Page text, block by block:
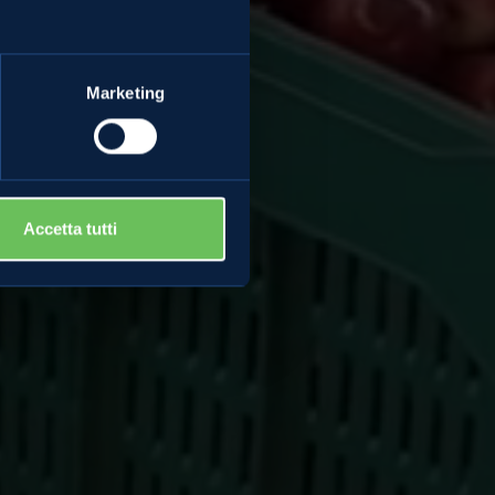
Marketing
Accetta tutti